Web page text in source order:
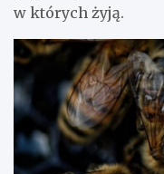
w których żyją.